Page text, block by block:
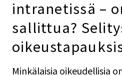
intranetissä –
sallittua?
Minkälaisia oikeudellisia